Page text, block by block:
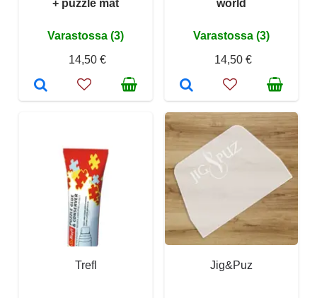
+ puzzle mat
Varastossa (3)
14,50 €
world
Varastossa (3)
14,50 €
Trefl Jig&Puz